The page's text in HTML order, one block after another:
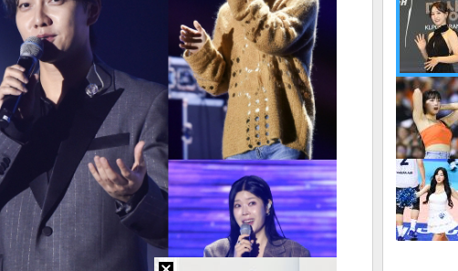
라이프
FOCUS
텍스 텍스 url 복 인쇄 목록
많이 본 뉴스
연예
2